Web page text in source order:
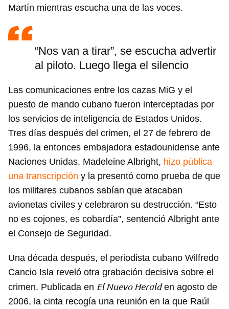
Martín mientras escucha una de las voces.
“Nos van a tirar”, se escucha advertir
al piloto. Luego llega el silencio
Las comunicaciones entre los cazas MiG y el
puesto de mando cubano fueron interceptadas por
los servicios de inteligencia de Estados Unidos.
Tres días después del crimen, el 27 de febrero de
1996, la entonces embajadora estadounidense ante
Naciones Unidas, Madeleine Albright, hizo pública
una transcripción y la presentó como prueba de que
los militares cubanos sabían que atacaban
avionetas civiles y celebraron su destrucción. “Esto
no es cojones, es cobardía”, sentenció Albright ante
el Consejo de Seguridad.
Una década después, el periodista cubano Wilfredo
Cancio Isla reveló otra grabación decisiva sobre el
crimen. Publicada en El Nuevo Heralden agosto de
2006, la cinta recogía una reunión en la que Raúl